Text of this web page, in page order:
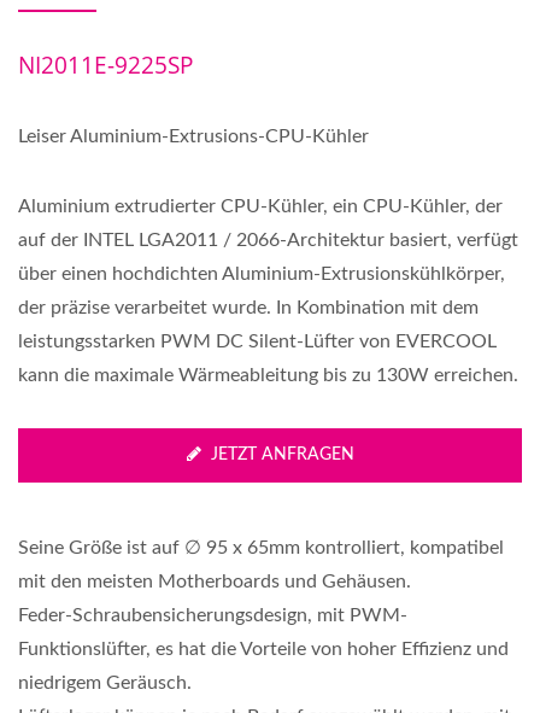
NI2011E-9225SP
Leiser Aluminium-Extrusions-CPU-Kühler
Aluminium extrudierter CPU-Kühler, ein CPU-Kühler, der
auf der INTEL LGA2011 / 2066-Architektur basiert, verfügt
über einen hochdichten Aluminium-Extrusionskühlkörper,
der präzise verarbeitet wurde. In Kombination mit dem
leistungsstarken PWM DC Silent-Lüfter von EVERCOOL
kann die maximale Wärmeableitung bis zu 130W erreichen.
JETZT ANFRAGEN
Seine Größe ist auf ∅ 95 x 65mm kontrolliert, kompatibel
mit den meisten Motherboards und Gehäusen.
Feder-Schraubensicherungsdesign, mit PWM-
Funktionslüfter, es hat die Vorteile von hoher Effizienz und
niedrigem Geräusch.